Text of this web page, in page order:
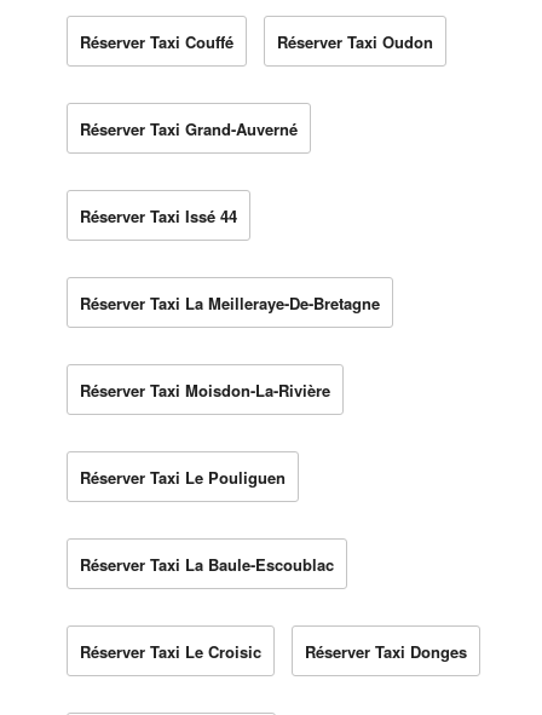
Réserver Taxi Couffé Réserver Taxi Oudon
Réserver Taxi Grand-Auverné
Réserver Taxi Issé 44
Réserver Taxi La Meilleraye-De-Bretagne
Réserver Taxi Moisdon-La-Rivière
Réserver Taxi Le Pouliguen
Réserver Taxi La Baule-Escoublac
Réserver Taxi Le Croisic Réserver Taxi Donges